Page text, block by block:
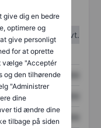
give dig en bedre
optimere og
give personligt
for at oprette
vælge "Acceptér
og den tilhørende
"Administrer
dine
tid ændre dine
tilbage på siden
kvt.
2. kvt.
XXXXXXX
XXXXXXX